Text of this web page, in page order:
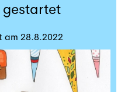
gestartet
am 28.8.2022